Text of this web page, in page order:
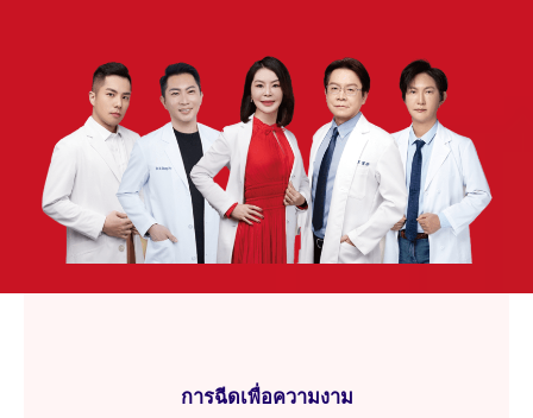
การฉีดเพื่อความงาม